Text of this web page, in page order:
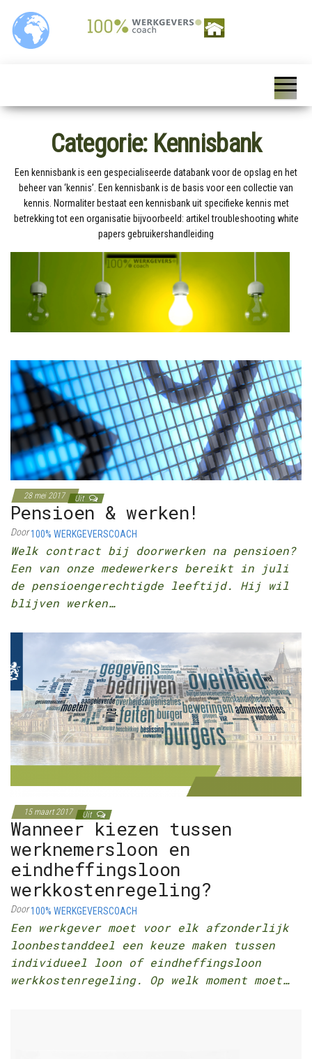
naar
Werkgeverscoach,
HR – Salaris –
Payroll –
Verzekeringen –
Regelgeving –
Coaching
Ziekteverzuim wet en
Personeelsverzekeringen,
loonkostensubsidies,
Payrolling, Juridische
zaken, Opleiding,
ontwikkeling en
coaching, HR Scan,
Categorie: Kennisbank
Een kennisbank is een gespecialiseerde databank voor de opslag en het
beheer van ‘kennis’. Een kennisbank is de basis voor een collectie van
kennis. Normaliter bestaat een kennisbank uit specifieke kennis met
betrekking tot een organisatie bijvoorbeeld: artikel troubleshooting white
papers gebruikershandleiding
28 mei 2017 Uit
Pensioen & werken!
Door100% WERKGEVERSCOACH
Welk contract bij doorwerken na pensioen?
Een van onze medewerkers bereikt in juli
de pensioengerechtigde leeftijd. Hij wil
blijven werken…
15 maart 2017 Uit
Wanneer kiezen tussen
werknemersloon en
eindheffingsloon
werkkostenregeling?
Door100% WERKGEVERSCOACH
Een werkgever moet voor elk afzonderlijk
loonbestanddeel een keuze maken tussen
individueel loon of eindheffingsloon
werkkostenregeling. Op welk moment moet…